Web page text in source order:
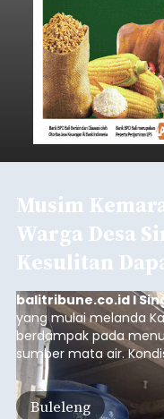
Musim
Warga Desa
Kesulitan
balitribune.co.id I
yang mulai melanda
berdampak pada
sumber mata air.
warga di beberapa
kesulitan
untuk memenuhi
Buleleng